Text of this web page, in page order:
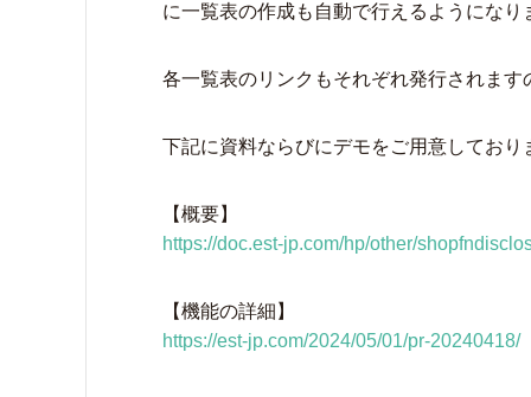
に一覧表の作成も自動で行えるようになり
各一覧表のリンクもそれぞれ発行されます
下記に資料ならびにデモをご用意しており
【概要】
https://doc.est-jp.com/hp/other/
【機能の詳細】
https://est-jp.com/2024/05/01/pr-20240418/